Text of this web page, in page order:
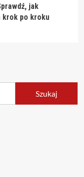
jak
po kroku
Szukaj